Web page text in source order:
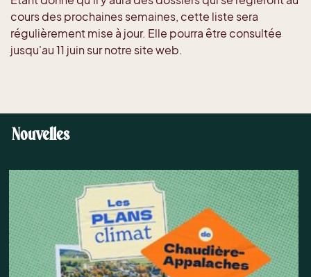
cours des prochaines semaines, cette liste sera
régulièrement mise à jour. Elle pourra être consultée
jusqu'au 11 juin sur notre site web.
Nouvelles